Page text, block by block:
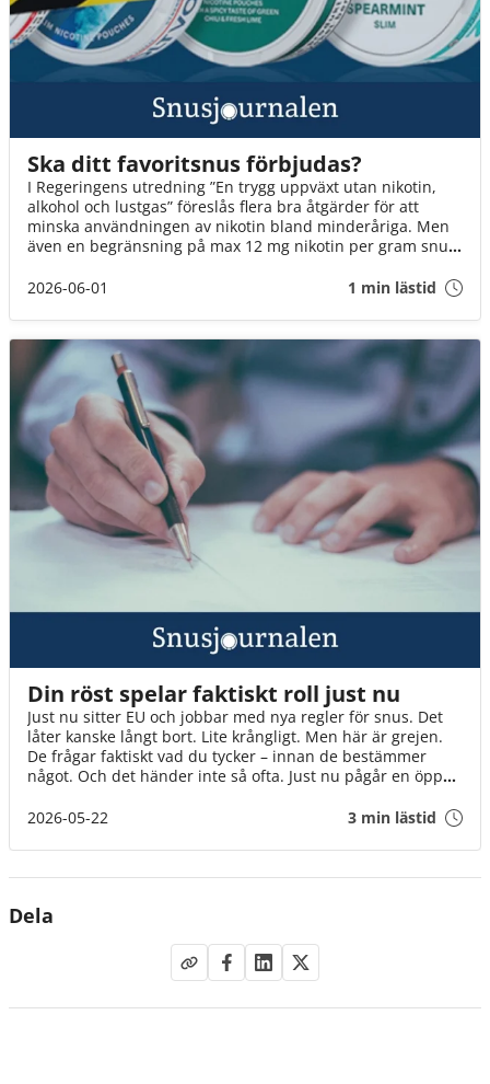
Ska ditt favoritsnus förbjudas?
I Regeringens utredning ”En trygg uppväxt utan nikotin,
alkohol och lustgas” föreslås flera bra åtgärder för att
minska användningen av nikotin bland minderåriga. Men
även en begränsning på max 12 mg nikotin per gram snus
mycket hårt slag mot Sveriges snusare. Om inte
kommer 3 av 4 av oss att drabbas.
2026-06-01 1 min lästid
Din röst spelar faktiskt roll just nu
Just nu sitter EU och jobbar med nya regler för snus. Det
låter kanske långt bort. Lite krångligt. Men här är grejen.
De frågar faktiskt vad du tycker – innan de bestämmer
något. Och det händer inte så ofta. Just nu pågår en öppen
organisationer, utan helt vanliga människor. Som du. Det
din.
2026-05-22 3 min lästid
Dela